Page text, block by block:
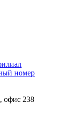
номер
офис 238